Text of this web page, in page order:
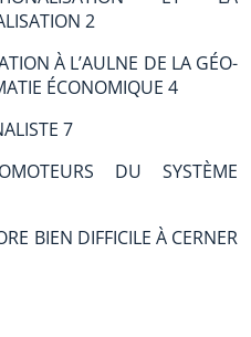
2
À L’AULNE DE LA GÉO-
ÉCONOMIQUE 4
7
DU SYSTÈME
BIEN DIFFICILE À CERNER